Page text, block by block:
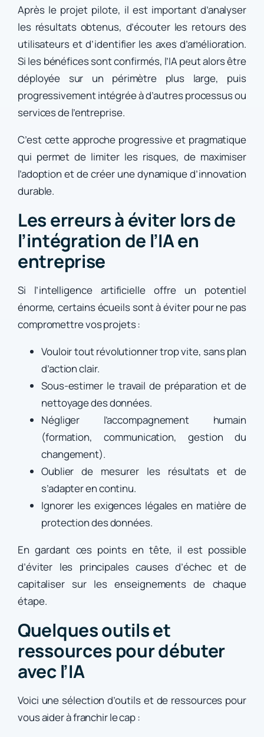
Après le projet pilote, il est important d’analyser
les résultats obtenus, d’écouter les retours des
utilisateurs et d’identifier les axes d’amélioration.
Si les bénéfices sont confirmés, l’IA peut alors être
déployée sur un périmètre plus large, puis
progressivement intégrée à d’autres processus ou
services de l’entreprise.
C’est cette approche progressive et pragmatique
qui permet de limiter les risques, de maximiser
l’adoption et de créer une dynamique d’innovation
durable.
Les erreurs à éviter lors de
l’intégration de l’IA en
entreprise
Si l’intelligence artificielle offre un potentiel
énorme, certains écueils sont à éviter pour ne pas
compromettre vos projets :
Vouloir tout révolutionner trop vite, sans plan
d’action clair.
Sous-estimer le travail de préparation et de
nettoyage des données.
Négliger l’accompagnement humain
(formation, communication, gestion du
changement).
Oublier de mesurer les résultats et de
s’adapter en continu.
Ignorer les exigences légales en matière de
protection des données.
En gardant ces points en tête, il est possible
d’éviter les principales causes d’échec et de
capitaliser sur les enseignements de chaque
étape.
Quelques outils et
ressources pour débuter
avec l’IA
Voici une sélection d’outils et de ressources pour
vous aider à franchir le cap :